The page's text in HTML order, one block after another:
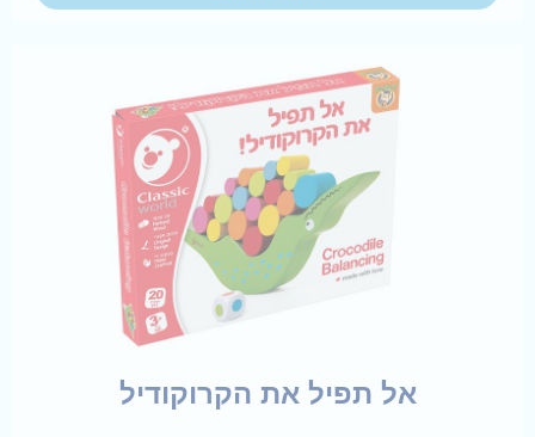
אל תפיל את הקרוקודיל